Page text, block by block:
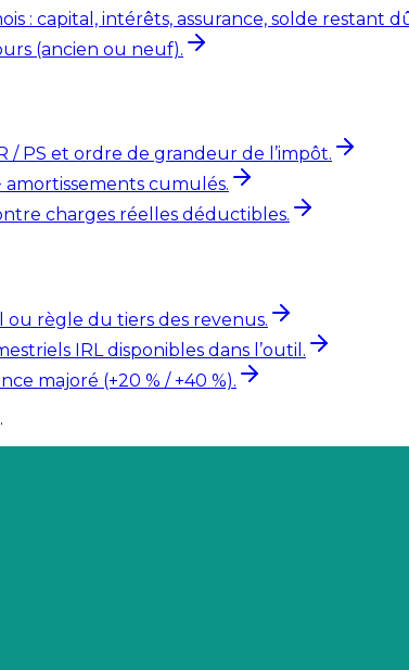
: capital, intérêts, assurance, solde restant
(ancien ou neuf).
PS et ordre de grandeur de l’impôt.
cumulés.
charges réelles déductibles.
ou règle du tiers des revenus.
IRL disponibles dans l’outil.
majoré (+20 % / +40 %).